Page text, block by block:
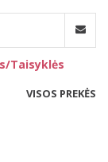
Taisyklės
VISOS PREKĖS